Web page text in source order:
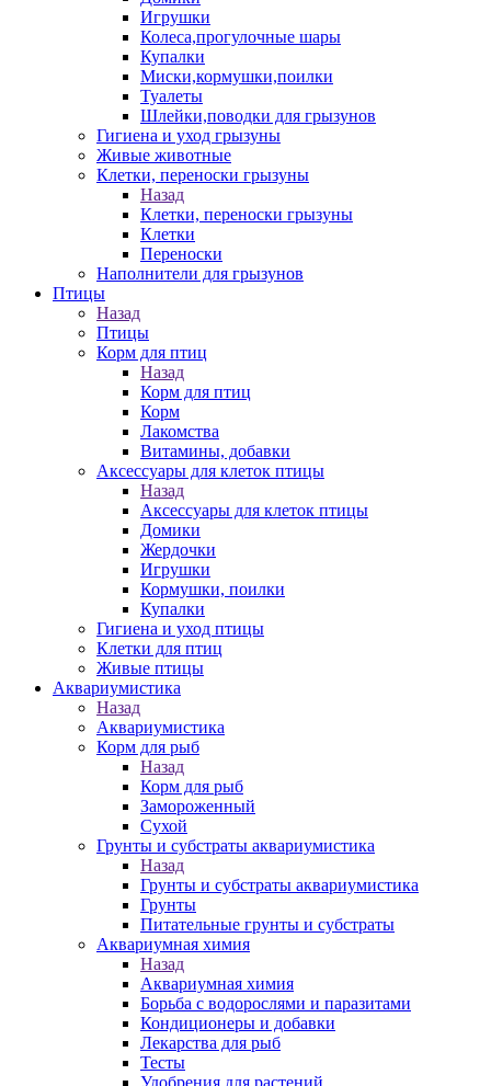
Игрушки
Колеса,прогулочные шары
Купалки
Миски,кормушки,поилки
Туалеты
Шлейки,поводки для грызунов
Гигиена и уход грызуны
Живые животные
Клетки, переноски грызуны
Назад
Клетки, переноски грызуны
Клетки
Переноски
Наполнители для грызунов
Птицы
Назад
Птицы
Корм для птиц
Назад
Корм для птиц
Корм
Лакомства
Витамины, добавки
Аксессуары для клеток птицы
Назад
Аксессуары для клеток птицы
Домики
Жердочки
Игрушки
Кормушки, поилки
Купалки
Гигиена и уход птицы
Клетки для птиц
Живые птицы
Аквариумистика
Назад
Аквариумистика
Корм для рыб
Назад
Корм для рыб
Замороженный
Сухой
Грунты и субстраты аквариумистика
Назад
Грунты и субстраты аквариумистика
Грунты
Питательные грунты и субстраты
Аквариумная химия
Назад
Аквариумная химия
Борьба с водорослями и паразитами
Кондиционеры и добавки
Лекарства для рыб
Тесты
Удобрения для растений